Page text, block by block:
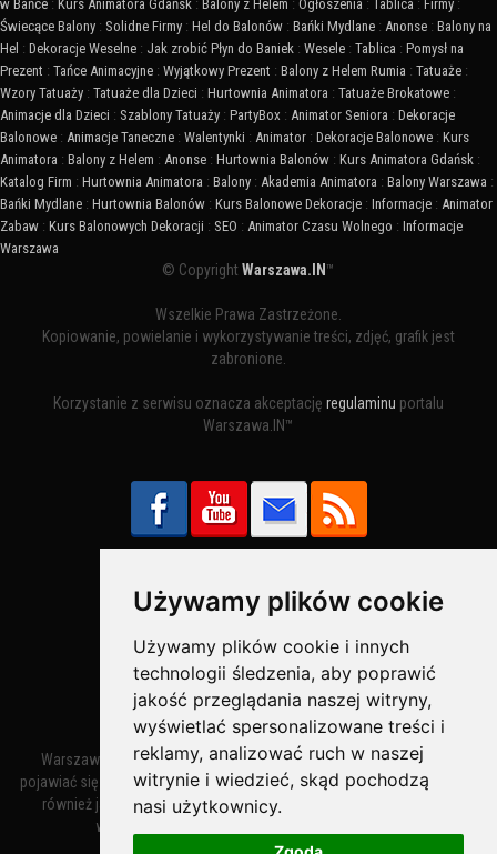
Używamy plików cookie
Używamy plików cookie i innych
technologii śledzenia, aby poprawić
jakość przeglądania naszej witryny,
wyświetlać spersonalizowane treści i
reklamy, analizować ruch w naszej
witrynie i wiedzieć, skąd pochodzą
nasi użytkownicy.
w Bańce : Kurs Animatora Gdańsk : Balony z Helem : Ogłoszenia : Tablica : Firmy :
Świecące Balony : Solidne Firmy : Hel do Balonów : Bańki Mydlane : Anonse : Balony na
Hel : Dekoracje Weselne : Jak zrobić Płyn do Baniek : Wesele : Tablica : Pomysł na
Prezent : Tańce Animacyjne : Wyjątkowy Prezent : Balony z Helem Rumia : Tatuaże :
Wzory Tatuaży : Tatuaże dla Dzieci : Hurtownia Animatora : Tatuaże Brokatowe :
Animacje dla Dzieci : Szablony Tatuaży : PartyBox : Animator Seniora : Dekoracje
Balonowe : Animacje Taneczne : Walentynki : Animator : Dekoracje Balonowe : Kurs
Animatora : Balony z Helem : Anonse : Hurtownia Balonów : Kurs Animatora Gdańsk :
Katalog Firm : Hurtownia Animatora : Balony : Akademia Animatora : Balony Warszawa :
Bańki Mydlane : Hurtownia Balonów : Kurs Balonowe Dekoracje : Informacje : Animator
Zabaw : Kurs Balonowych Dekoracji : SEO : Animator Czasu Wolnego : Informacje
Warszawa
© CopyrightWarszawa.IN ™
Wszelkie Prawa Zastrzeżone.
Kopiowanie, powielanie i wykorzystywanie treści, zdjęć, grafik jest
zabronione.
Korzystanie z serwisu oznacza akceptację regulaminu portalu
Warszawa.IN™
Bezpieczne Płatności obsługuje:
Warszawa – miasto stołeczne Warszawa. Nazwa miasta zaczęła
pojawiać się w dokumentach w XIV wieku jako Warszewa, a od XV wieku
również jako Warszowa. Zmiana nazwy na Warszawa w XV wieku
wynikała z mazowieckiej wymowy dialektycznej.